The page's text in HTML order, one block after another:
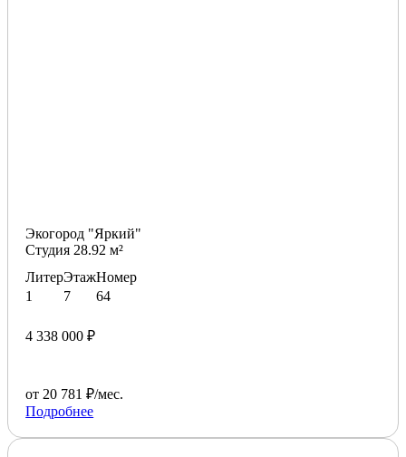
Экогород "Яркий"
Студия 28.92 м²
Литер
1
Этаж
7
Номер
64
4 338 000 ₽
от 20 781 ₽/мес.
Подробнее